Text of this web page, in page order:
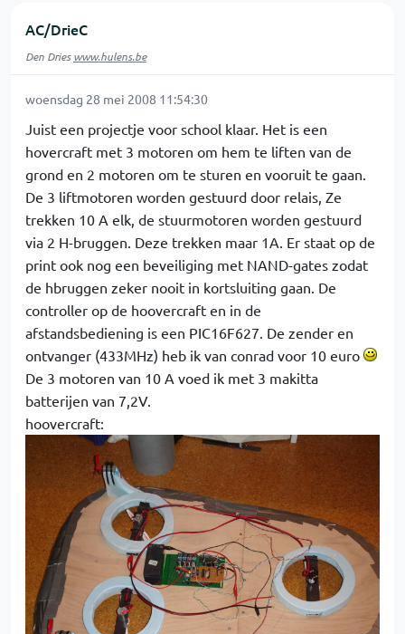
AC/DrieC
Den Drieswww.hulens.be
woensdag 28 mei 2008 11:54:30
Juist een projectje voor school klaar. Het is een
hovercraft met 3 motoren om hem te liften van de
grond en 2 motoren om te sturen en vooruit te gaan.
De 3 liftmotoren worden gestuurd door relais, Ze
trekken 10 A elk, de stuurmotoren worden gestuurd
via 2 H-bruggen. Deze trekken maar 1A. Er staat op de
print ook nog een beveiliging met NAND-gates zodat
de hbruggen zeker nooit in kortsluiting gaan. De
controller op de hoovercraft en in de
afstandsbediening is een PIC16F627. De zender en
ontvanger (433MHz) heb ik van conrad voor 10 euro
De 3 motoren van 10 A voed ik met 3 makitta
batterijen van 7,2V.
hoovercraft: